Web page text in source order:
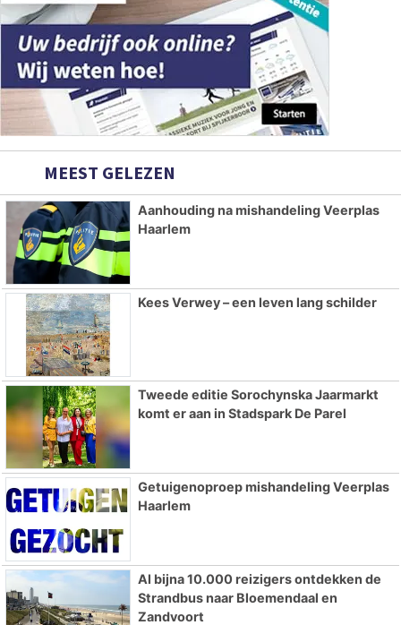
MEEST GELEZEN
Aanhouding na mishandeling Veerplas
Haarlem
Kees Verwey – een leven lang schilder
Tweede editie Sorochynska Jaarmarkt
komt er aan in Stadspark De Parel
Getuigenoproep mishandeling Veerplas
Haarlem
Al bijna 10.000 reizigers ontdekken de
Strandbus naar Bloemendaal en
Zandvoort